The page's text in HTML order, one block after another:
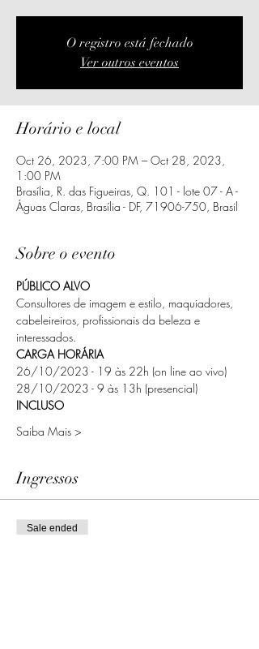
O registro está fechado
Ver outros eventos
Horário e local
Oct 26, 2023, 7:00 PM – Oct 28, 2023,
1:00 PM
Brasília, R. das Figueiras, Q. 101 - lote 07 - A -
Águas Claras, Brasília - DF, 71906-750, Brasil
Sobre o evento
PÚBLICO ALVO
Consultores de imagem e estilo, maquiadores,
cabeleireiros, profissionais da beleza e
interessados.
CARGA HORÁRIA
26/10/2023 - 19 às 22h (on line ao vivo)
28/10/2023 - 9 às 13h (presencial)
INCLUSO
Saiba Mais >
Ingressos
Sale ended